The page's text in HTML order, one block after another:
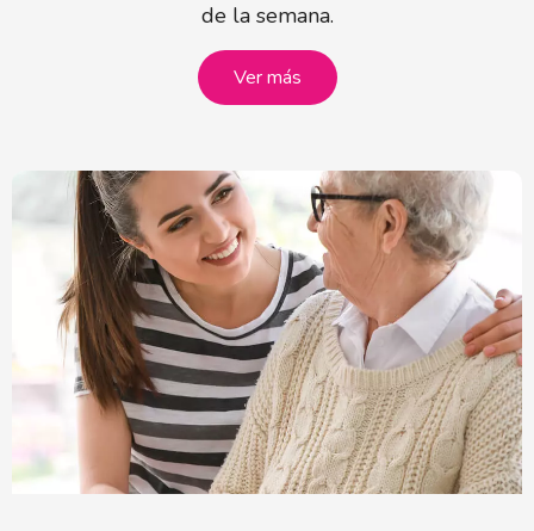
de la semana.
Ver más